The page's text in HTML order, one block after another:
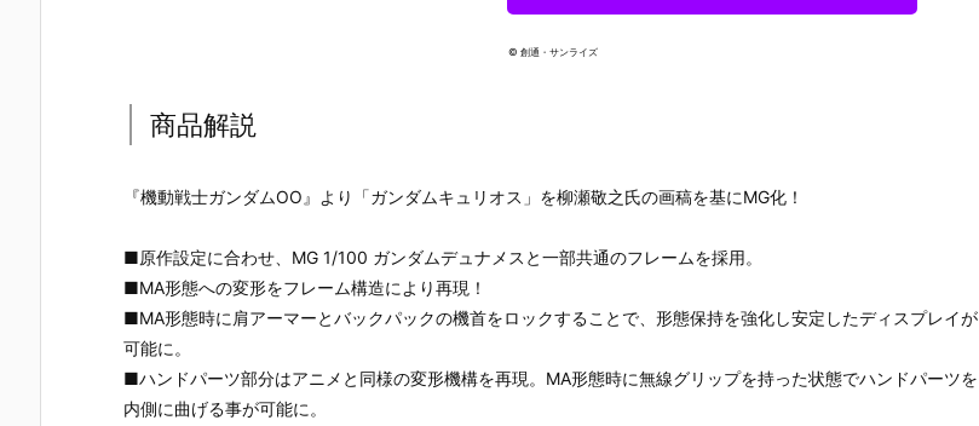
© 創通・サンライズ
商品解説
『機動戦士ガンダムOO』より「ガンダムキュリオス」を柳瀬敬之氏の画稿を基にMG化！
■原作設定に合わせ、MG 1/100 ガンダムデュナメスと一部共通のフレームを採用。
■MA形態への変形をフレーム構造により再現！
■MA形態時に肩アーマーとバックパックの機首をロックすることで、形態保持を強化し安定したディスプレイが
可能に。
■ハンドパーツ部分はアニメと同様の変形機構を再現。MA形態時に無線グリップを持った状態でハンドパーツを
内側に曲げる事が可能に。
DESTINY】G
MG 1/100
『エールスト
ライクガンダ
ム Ver.RM』
機動戦士ガン
ダムSEED プ
ラモデル予約
【バンダイ】
RG 1/144『ν
ガンダム』機
動戦士ガンダ
ム 逆襲のシャ
予約【バンダ
イ】より202
6年7月30日
HGBD 1/144
『ガンダムダ
ブルオースカ
イ』ガンダム
ーズ プラモデ
ル予約【バン
HG 1/144
戦士ガンダム
ル予約【バン
ダイ】より20
HG 1/144
カルラ』機動
SEED FREED
OM プラモデ
再起』機動武
ム プラモデル
予約【バンダ